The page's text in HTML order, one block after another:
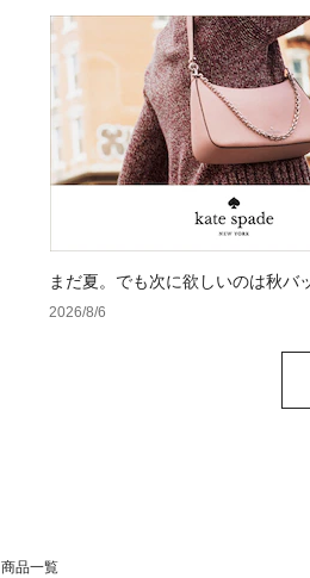
まだ夏。でも次に欲しいのは秋バ
2026/8/6
商品一覧